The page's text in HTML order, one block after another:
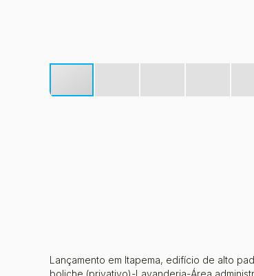
Lançamento em Itapema, edifício de alto
boliche (privativo)-Lavanderia-Área